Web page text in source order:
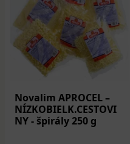
Novalim APROCEL –
NÍZKOBIELK.CESTOVI
NY - špirály 250 g